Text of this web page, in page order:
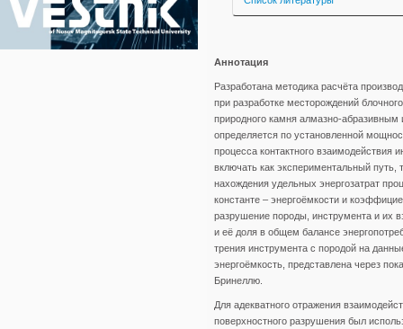
Аннотация
Разработана методика расчёта
при разработке месторождений
природного камня алмазно-абразивным
определяется по установленной
процесса контактного взаимодействия
включать как экспериментальный путь,
нахождения удельных энергозатрат
константе – энергоёмкости и
разрушение породы, инструмента и их
и её доля в общем балансе
трения инструмента с породой на
энергоёмкость, представлена через
Бринеллю.
Для адекватного отражения
поверхностного разрушения был